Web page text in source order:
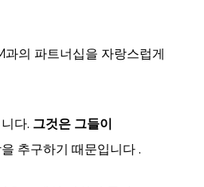
의 파트너십을 자랑스럽게
다. 그것은 그들이
추구하기 때문입니다 .